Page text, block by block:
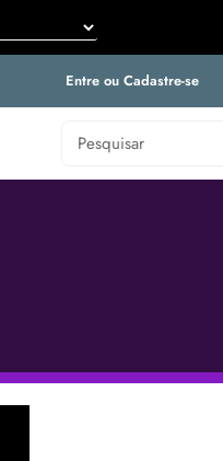
Entre ou Cadastre-se